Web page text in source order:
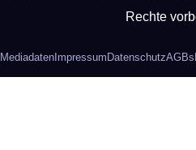
Rechte
Mediadaten Impressum DatenschutzAGBs